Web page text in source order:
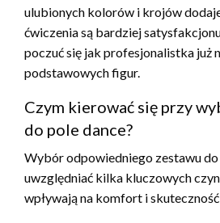
ulubionych kolorów i krojów
ćwiczenia są bardziej
poczuć się jak profesjonalistka już
podstawowych figur.
Czym kierować się przy
do pole dance?
Wybór odpowiedniego zestawu
uwzględniać kilka kluczowych
wpływają na komfort i